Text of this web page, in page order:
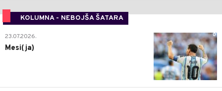
KOLUMNA - NEBOJŠA ŠATARA
0
23.07.2026.
Mesi(ja)